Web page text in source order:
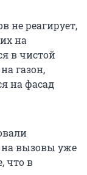
не реагирует,
на
в чистой
газон,
на фасад
на вызовы уже
что в